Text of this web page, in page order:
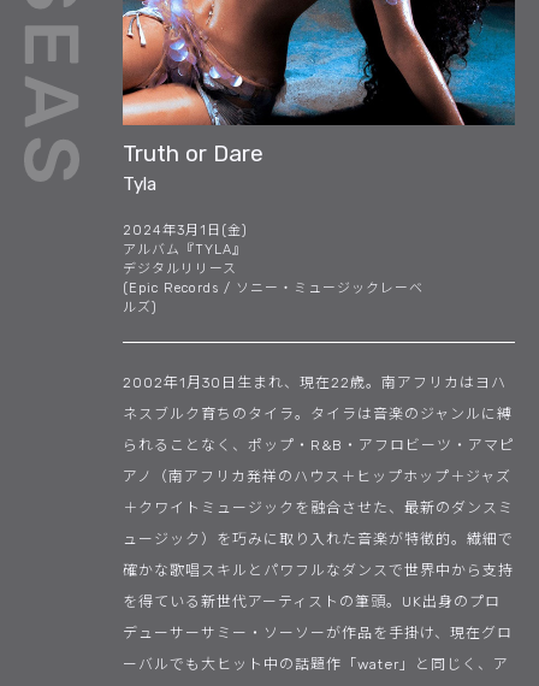
Truth or Dare
Tyla
2024年3月1日(金)
アルバム『TYLA』
デジタルリリース
(Epic Records / ソニー・ミュージックレーベ
ルズ)
2002年1月30日生まれ、現在22歳。南アフリカはヨハ
ネスブルク育ちのタイラ。タイラは音楽のジャンルに縛
られることなく、ポップ・R&B・アフロビーツ・アマピ
アノ（南アフリカ発祥のハウス＋ヒップホップ＋ジャズ
＋クワイトミュージックを融合させた、最新のダンスミ
ュージック）を巧みに取り入れた音楽が特徴的。繊細で
確かな歌唱スキルとパワフルなダンスで世界中から支持
を得ている新世代アーティストの筆頭。UK出身のプロ
デューサーサミー・ソーソーが作品を手掛け、現在グロ
ーバルでも大ヒット中の話題作「water」と同じく、ア